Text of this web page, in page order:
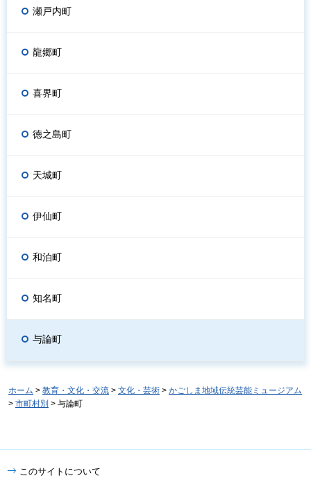
瀬戸内町
龍郷町
喜界町
徳之島町
天城町
伊仙町
和泊町
知名町
与論町
ホーム > 教育・文化・交流 > 文化・芸術 > かごしま地域伝統芸能ミュージアム
> 市町村別 > 与論町
このサイトについて